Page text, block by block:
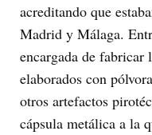
acreditando que
Madrid y Málaga.
encargada de fabricar
elaborados con
otros artefactos
cápsula metálica a la